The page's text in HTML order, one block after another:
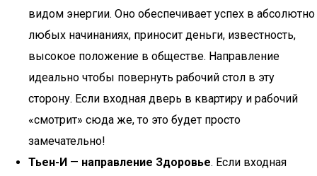
видом энергии. Оно обеспечивает успех в абсолютно
любых начинаниях, приносит деньги, известность,
высокое положение в обществе. Направление
идеально чтобы повернуть рабочий стол в эту
сторону. Если входная дверь в квартиру и рабочий
«смотрит» сюда же, то это будет просто
замечательно!
Тьен-И — направление Здоровье. Если входная